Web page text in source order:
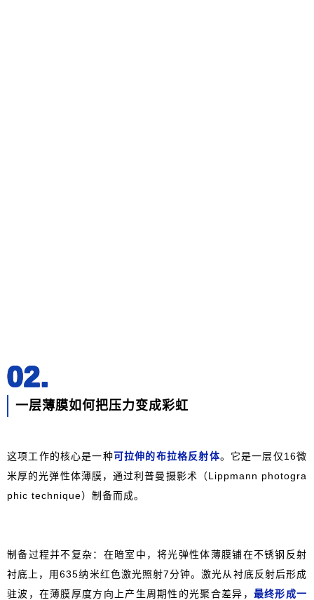
02.
一层薄膜如何把压力变成彩虹
这项工作的核心是一种可拉伸的布拉格反射体。它是一层仅16微
米厚的光弹性体薄膜，通过利普曼摄影术（Lippmann photogra
phic technique）制备而成。
制备过程并不复杂：在暗室中，将光弹性体薄膜铺在不锈钢反射
衬底上，用635纳米红色激光照射7分钟。激光从衬底反射后形成
驻波，在薄膜厚度方向上产生周期性的光聚合差异， 最终形成一